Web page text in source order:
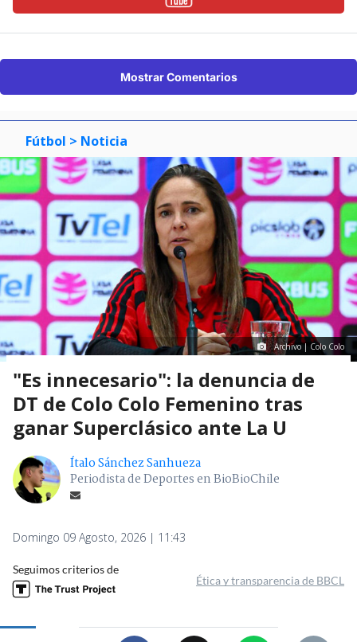
Mostrar Comentarios
Fútbol > Noticia
Archivo | Colo Colo
"Es innecesario": la denuncia de
DT de Colo Colo Femenino tras
ganar Superclásico ante La U
Ítalo Sánchez Sanhueza
Periodista de Deportes en BioBioChile
Domingo 09 Agosto, 2026 | 11:43
Seguimos criterios de
Ética y transparencia de BBCL